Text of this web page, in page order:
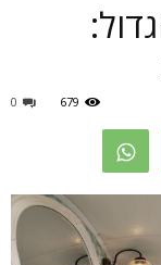
0 679